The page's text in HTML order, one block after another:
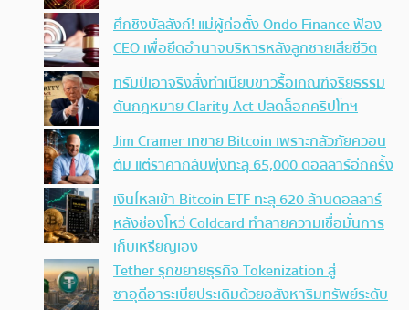
ศึกชิงบัลลังก์! แม่ผู้ก่อตั้ง Ondo Finance ฟ้อง
CEO เพื่อยึดอำนาจบริหารหลังลูกชายเสียชีวิต
ทรัมป์เอาจริง สั่งทำเนียบขาวรื้อเกณฑ์จริยธรรม
ดันกฎหมาย Clarity Act ปลดล็อกคริปโทฯ
Jim Cramer เทขาย Bitcoin เพราะกลัวภัยควอน
ตัม แต่ราคากลับพุ่งทะลุ 65,000 ดอลลาร์อีกครั้ง
เงินไหลเข้า Bitcoin ETF ทะลุ 620 ล้านดอลลาร์
หลังช่องโหว่ Coldcard ทำลายความเชื่อมั่นการ
เก็บเหรียญเอง
Tether รุกขยายธุรกิจ Tokenization สู่
ซาอุดีอาระเบียประเดิมด้วยอสังหาริมทรัพย์ระดับ